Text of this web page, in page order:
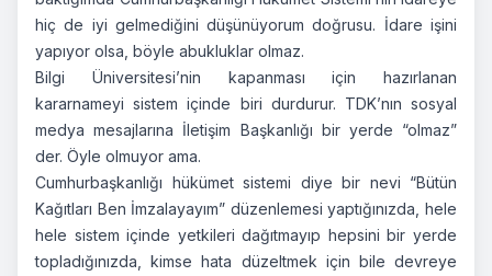
hiç de iyi gelmediğini düşünüyorum doğrusu. İdare işini
yapıyor olsa, böyle abukluklar olmaz.
Bilgi Üniversitesi’nin kapanması için hazırlanan
kararnameyi sistem içinde biri durdurur. TDK’nın sosyal
medya mesajlarına İletişim Başkanlığı bir yerde “olmaz”
der. Öyle olmuyor ama.
Cumhurbaşkanlığı hükümet sistemi diye bir nevi “Bütün
Kağıtları Ben İmzalayayım” düzenlemesi yaptığınızda, hele
hele sistem içinde yetkileri dağıtmayıp hepsini bir yerde
topladığınızda, kimse hata düzeltmek için bile devreye